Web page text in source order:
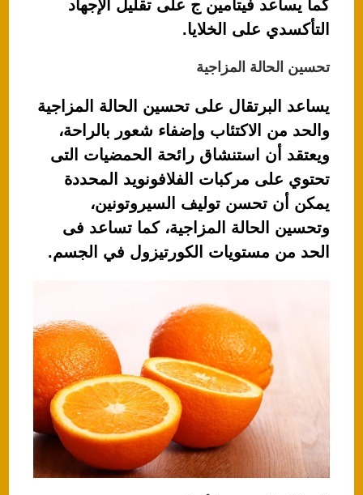
كما يساعد فيتامين ج على تقليل الإجهاد
التأكسدي على الخلايا.
تحسين الحالة المزاجية
يساعد البرتقال على تحسين الحالة المزاجية
والحد من الاكتئاب وإضفاء شعور بالراحة،
ويعتقد أن استنشاق رائحة الحمضيات التى
تحتوي على مركبات الفلافونويد المحددة
يمكن أن تحسن توليف السيروتونين،
وتحسين الحالة المزاجية، كما تساعد فى
الحد من مستويات الكورتيزول في الجسم.